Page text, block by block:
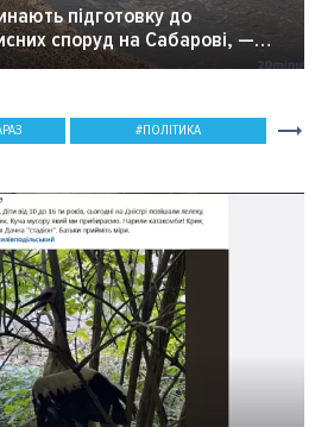
підготовку до
споруд на Сабарові, —
ПОЛІТИКА